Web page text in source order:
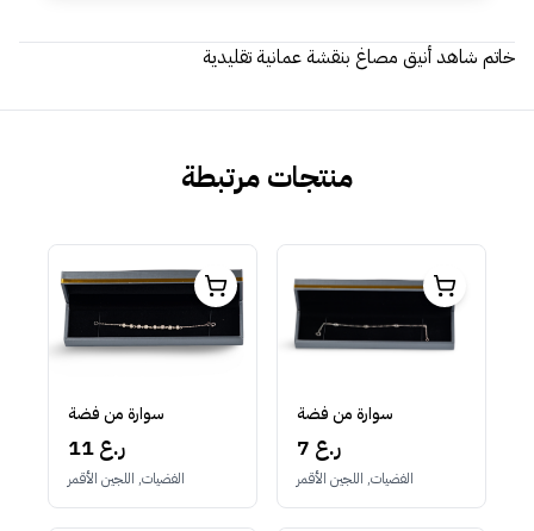
خاتم شاهد أنيق مصاغ بنقشة عمانية تقليدية
منتجات مرتبطة
سوارة من فضة
11 ر.ع
الفضيات, اللجين الأقمر
سوارة من فضة
7 ر.ع
الفضيات, اللجين الأقمر